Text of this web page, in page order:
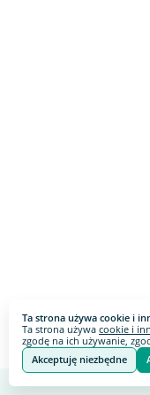
Ta strona używa cookie i
Ta strona używa cookie i
zgodę na ich używanie,
Akceptuję niezbędne